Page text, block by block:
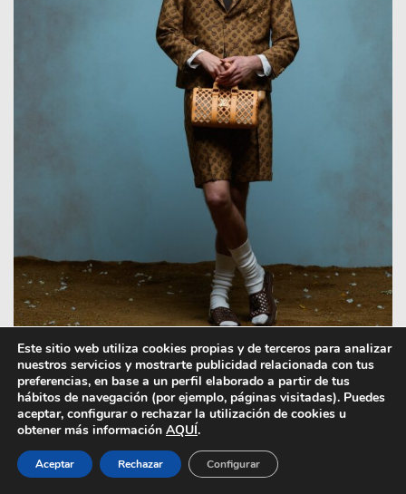
El armarioneo preppy, urbano y elevado
de Louis Vuitton X Tyler, The Creator
Dado que las inspiraciones de ambos creativos
Este sitio web utiliza cookies propias y de terceros para analizar
nuestros servicios y mostrarte publicidad relacionada con tus
preferencias, en base a un perfil elaborado a partir de tus
hábitos de navegación (por ejemplo, páginas visitadas). Puedes
aceptar, configurar o rechazar la utilización de cookies u
obtener más información AQUÍ.
Aceptar Rechazar Configurar